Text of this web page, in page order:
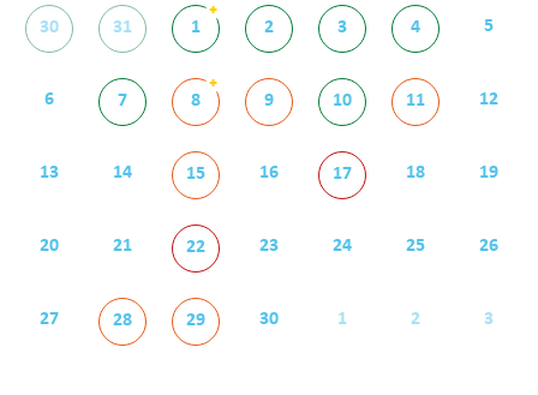
30 31 1
+
2 3 4 5
6 7 8
+
9 10 11 12
13 14 15 16 17 18 19
20 21 22 23 24 25 26
27 28 29 30 1 2 3